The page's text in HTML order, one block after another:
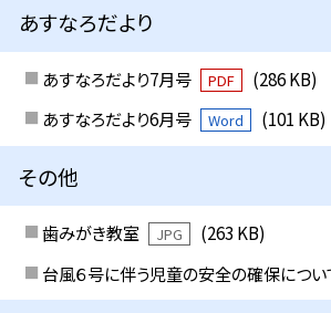
あすなろだより
あすなろだより7月号 PDF
(286 KB)
あすなろだより6月号
Word (101 KB)
その他
歯みがき教室 JPG
(263 KB)
台風６号に伴う児童の安全の確保につい